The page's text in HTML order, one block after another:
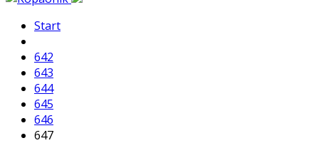
Start
642
643
644
645
646
647